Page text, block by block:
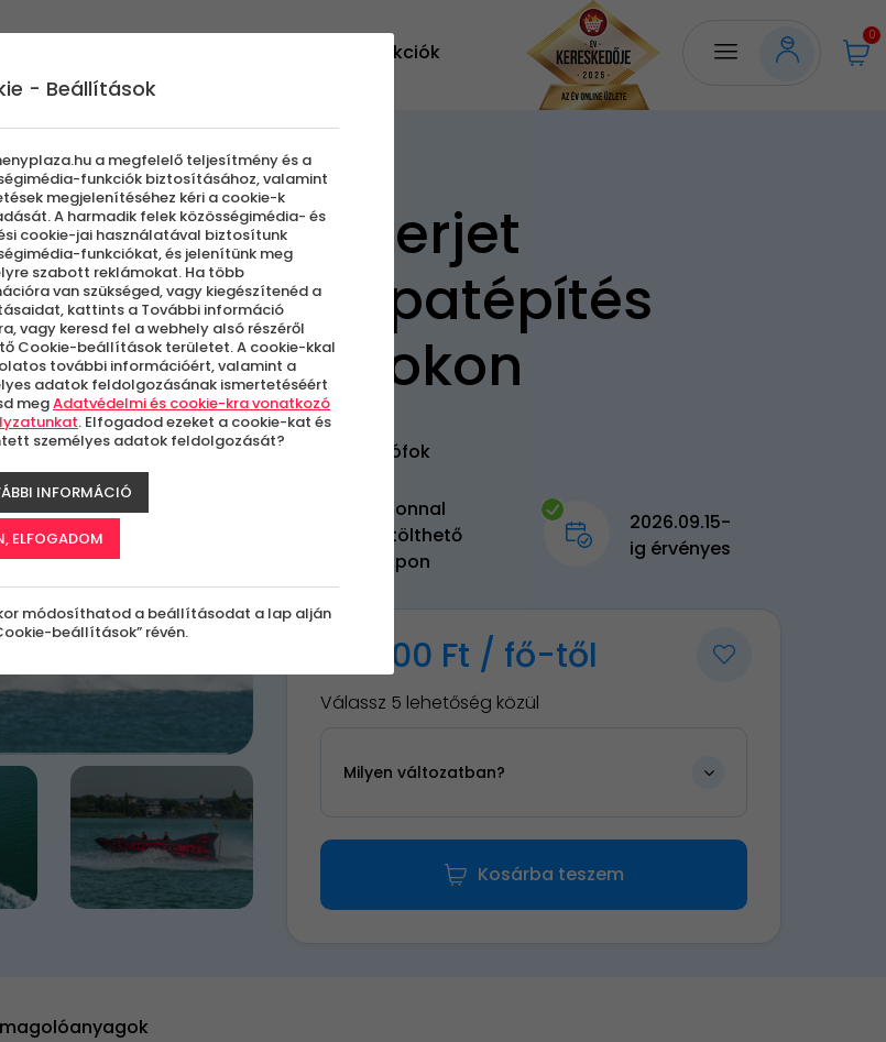
Akciók
0
Hyperjet
csapatépítés
Siófokon
Siófok
Azonnal
letölthető
kupon
2026.09.15-
ig érvényes
24 000 Ft / fő-től
Válassz 5 lehetőség közül
Milyen változatban?
Kosárba teszem
- Beállítások
a megfelelő teljesítmény és a
funkciók biztosításához, valamint
megjelenítéséhez kéri a cookie-k
A harmadik felek közösségimédia- és
cookie-jai használatával biztosítunk
funkciókat, és jelenítünk meg
szabott reklámokat. Ha több
van szükséged, vagy kiegészítenéd a
kattints a További információ
vagy keresd fel a webhely alsó részéről
Cookie-beállítások területet. A cookie-kkal
további információért, valamint a
adatok feldolgozásának ismertetéséért
megAdatvédelmi és cookie-kra vonatkozó
. Elfogadod ezeket a cookie-kat és
személyes adatok feldolgozását?
INFORMÁCIÓ
ELFOGADOM
módosíthatod a beállításodat a lap alján
beállítások” révén.